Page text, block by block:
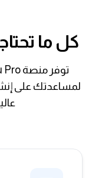
كل ما
لمساعدتك على